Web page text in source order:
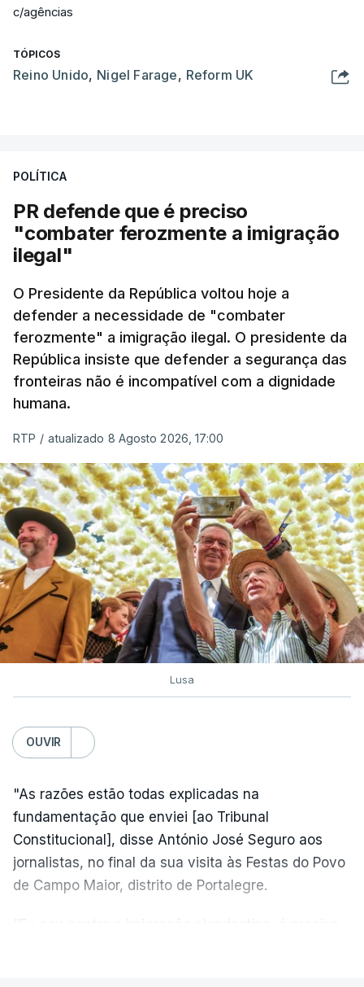
c/agências
TÓPICOS
Reino Unido, Nigel Farage, Reform UK
POLÍTICA
PR defende que é preciso
"combater ferozmente a imigração
ilegal"
O Presidente da República voltou hoje a
defender a necessidade de "combater
ferozmente" a imigração ilegal. O presidente da
República insiste que defender a segurança das
fronteiras não é incompatível com a dignidade
humana.
RTP / atualizado 8 Agosto 2026, 17:00
Lusa
OUVIR
"As razões estão todas explicadas na
fundamentação que enviei [ao Tribunal
Constitucional], disse António José Seguro aos
jornalistas, no final da sua visita às Festas do Povo
de Campo Maior, distrito de Portalegre.